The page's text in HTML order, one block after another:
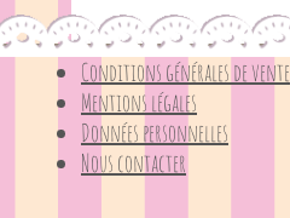
Conditions générales de vente
Mentions légales
Données personnelles
Nous contacter